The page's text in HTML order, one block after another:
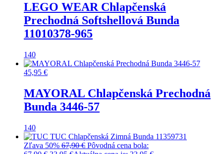
LEGO WEAR Chlapčenská
Prechodná Softshellová Bunda
11010378-965
140
45,95 €
MAYORAL Chlapčenská Prechodná
Bunda 3446-57
140
Zľava 50% 67,90€ Pôvodná cena bola: